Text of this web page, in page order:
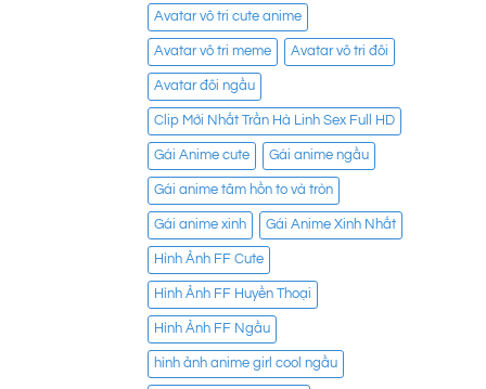
Avatar vô tri cute anime
Avatar vô tri meme Avatar vô tri đôi
Avatar đôi ngầu
Clip Mới Nhất Trần Hà Linh Sex Full HD
Gái Anime cute Gái anime ngầu
Gái anime tâm hồn to và tròn
Gái anime xinh Gái Anime Xinh Nhất
Hình Ảnh FF Cute
Hình Ảnh FF Huyền Thoại
Hình Ảnh FF Ngầu
hình ảnh anime girl cool ngầu